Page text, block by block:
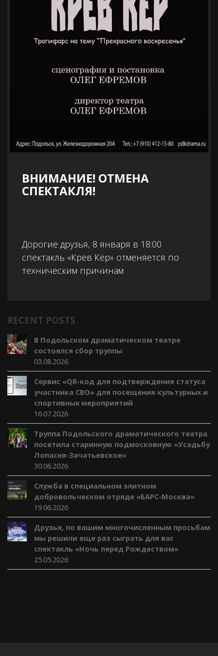
ВНИМАНИЕ! ОТМЕНА
СПЕКТАКЛЯ!
Дорогие друзья, 8 января в 18:00
спектакль «Крев Кёр» отменяется по
техническим причинам
RECENT POSTS
В Подольском драматическом театре
состоялся сбор труппы
03.08.2026
Сервис «QR-код для подтверждения статуса
участника СВО» для посещения культурных и
спортивных мероприятий
16.07.2026
Труппа Подольского драматического театра
посетила старинную подмосковную «Усадьбу
Лопасня-Зачатьевское»
30.06.2026
Служба в специальном элитном
добровольческом отряде «БАРС-Москва»
19.06.2026
Друзья, по вашим многочисленным просьбам
мы решили еще раз сыграть для вас
спектакль «Ночь перед Рождеством»
25.05.2026